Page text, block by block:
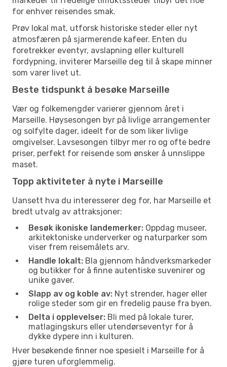
for enhver reisendes smak.
Prøv lokal mat, utforsk historiske steder eller nyt
atmosfæren på sjarmerende kafeer. Enten du
foretrekker eventyr, avslapning eller kulturell
fordypning, inviterer Marseille deg til å skape minner
som varer livet ut.
Beste tidspunkt å besøke Marseille
Vær og folkemengder varierer gjennom året i
Marseille. Høysesongen byr på livlige arrangementer
og solfylte dager, ideelt for de som liker livlige
omgivelser. Lavsesongen tilbyr mer ro og ofte bedre
priser, perfekt for reisende som ønsker å unnslippe
maset.
Topp aktiviteter å nyte i Marseille
Uansett hva du interesserer deg for, har Marseille et
bredt utvalg av attraksjoner:
Besøk ikoniske landemerker: Oppdag museer,
arkitektoniske underverker og naturparker som
viser frem reisemålets arv.
Handle lokalt: Bla gjennom håndverksmarkeder
og butikker for å finne autentiske suvenirer og
unike gaver.
Slapp av og koble av: Nyt strender, hager eller
rolige steder som gir en fredelig pause fra byen.
Delta i opplevelser: Bli med på lokale turer,
matlagingskurs eller utendørseventyr for å
dykke dypere inn i kulturen.
Hver besøkende finner noe spesielt i Marseille for å
gjøre turen uforglemmelig.